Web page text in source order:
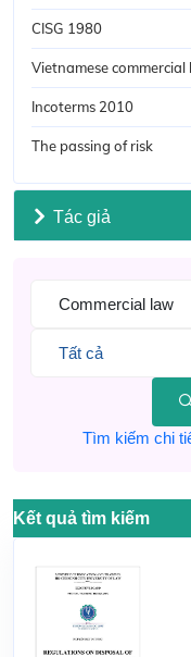
CISG 1980
Vietnamese commercial
Incoterms 2010
The passing of risk
Tác giả
Tìm kiếm chi
Kết quả tìm kiếm